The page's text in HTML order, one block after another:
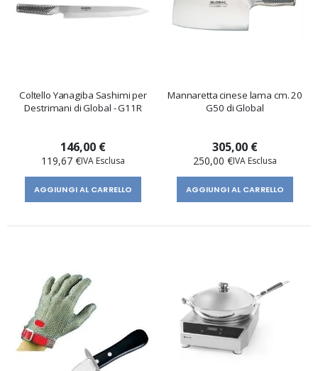
Coltello Yanagiba Sashimi per
Destrimani di Global - G11R
146,00 €
119,67 €
AGGIUNGI AL CARRELLO
Mannaretta cinese lama cm. 20
G50 di Global
305,00 €
250,00 €
AGGIUNGI AL CARRELLO